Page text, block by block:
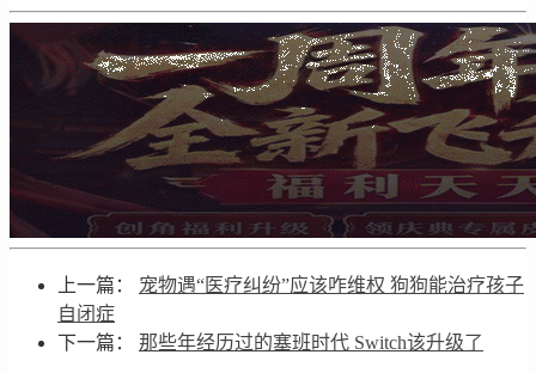
上一篇： 宠物遇“医疗纠纷”应该咋维权 狗狗能治疗孩子
自闭症
下一篇： 那些年经历过的塞班时代 Switch该升级了